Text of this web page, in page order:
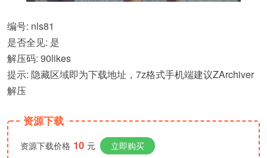
编号: nls81
是否全见: 是
解压码: 90likes
提示: 隐藏区域即为下载地址，7z格式手机端建议ZArchiver
解压
资源下载
资源下载价格 10 元 立即购买